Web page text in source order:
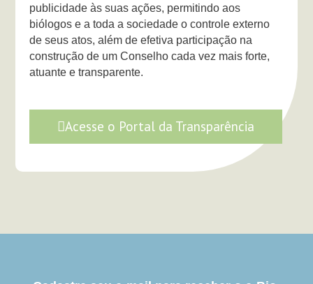
publicidade às suas ações, permitindo aos
biólogos e a toda a sociedade o controle externo
de seus atos, além de efetiva participação na
construção de um Conselho cada vez mais forte,
atuante e transparente.
Acesse o Portal da Transparência